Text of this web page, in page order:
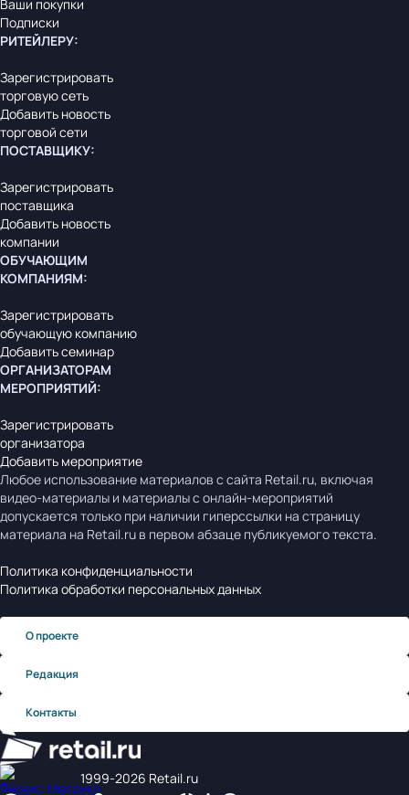
Ваши покупки
Подписки
РИТЕЙЛЕРУ:
Зарегистрировать
торговую сеть
Добавить новость
торговой сети
ПОСТАВЩИКУ:
Зарегистрировать
поставщика
Добавить новость
компании
ОБУЧАЮЩИМ
КОМПАНИЯМ:
Зарегистрировать
обучающую компанию
Добавить семинар
ОРГАНИЗАТОРАМ
МЕРОПРИЯТИЙ:
Зарегистрировать
организатора
Добавить мероприятие
Любое использование материалов с сайта Retail.ru, включая
видео-материалы и материалы с онлайн-мероприятий
допускается только при наличии гиперссылки на страницу
материала на Retail.ru в первом абзаце публикуемого текста.
Политика конфиденциальности
Политика обработки персональных данных
О проекте
Редакция
Контакты
1999‑2026 Retail.ru